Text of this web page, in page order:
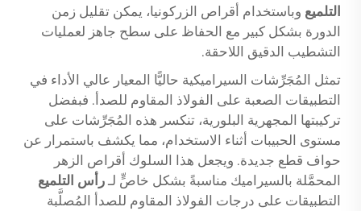
التلميع وباستخدام أقراص الزركونيا، يمكن تقليل زمن
الدورة بشكل كبير مع الحفاظ على سطح جاهز لعمليات
التشطيب الدقيق اللاحقة.
تمثل المُجَرِّشات السيراميكية حاليًّا المعيار عالي الأداء في
التطبيقات الصعبة على الفولاذ المقاوم للصدأ. فبفضل
تركيبتها المجهرية البلورية، تنكسر هذه المُجَرِّشات على
مستوى الحبيبات أثناء الاستخدام، مما يكشف باستمرار عن
حواف قطع جديدة. ويجعل هذا السلوك أقراص الزهر
المحمَّلة بالسيراميك مناسبةً بشكل خاصٍّ لـ رأس التلميع
التطبيقات على درجات الفولاذ المقاوم للصدأ المُصلَّبة